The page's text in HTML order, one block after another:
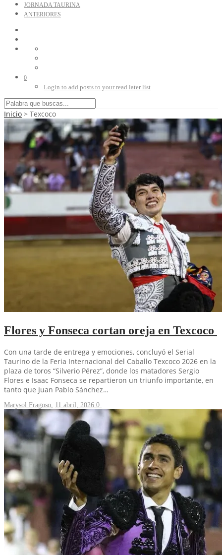
JORNADA TAURINA
ANTERIORES
0
Login to add posts to your read later list
Inicio > Texcoco
Flores y Fonseca cortan oreja en Texcoco
Con una tarde de entrega y emociones, concluyó el Serial
Taurino de la Feria Internacional del Caballo Texcoco 2026 en la
plaza de toros “Silverio Pérez”, donde los matadores Sergio
Flores e Isaac Fonseca se repartieron un triunfo importante, en
tanto que Juan Pablo Sánchez…
Marysol Fragoso, 11 abril, 2026 0